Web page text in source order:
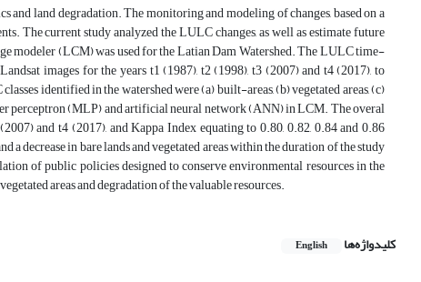
land degradation. The monitoring and modeling of changes, based on a
The current study analyzed the LULC changes, as well as estimate future
modeler (LCM) was used for the Latian Dam Watershed. The LULC time-
images for the years t1 (1987), t2 (1998), t3 (2007) and t4 (2017), to
identified in the watershed were (a) built-areas, (b) vegetated areas, (c)
perceptron (MLP) and artificial neural network (ANN) in LCM. The overal
and t4 (2017), and Kappa Index equating to 0.80, 0.82, 0.84 and 0.86
decrease in bare lands and vegetated areas within the duration of the study
of public policies designed to conserve environmental resources in the
areas and degradation of the valuable resources.
کلیدواژه‌ها English